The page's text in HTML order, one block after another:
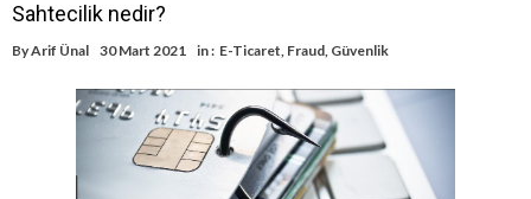
Sahtecilik nedir?
ByArif Ünal 30 Mart 2021 in : E-Ticaret, Fraud, Güvenlik